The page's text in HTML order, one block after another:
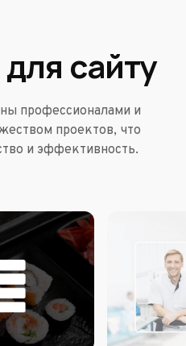
сайту
профессионалами и
проектов, что
и эффективность.